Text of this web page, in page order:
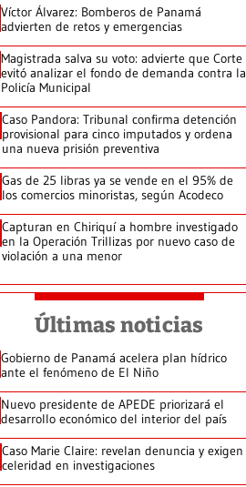
Víctor Álvarez: Bomberos de Panamá
advierten de retos y emergencias
Magistrada salva su voto: advierte que Corte
evitó analizar el fondo de demanda contra la
Policía Municipal
Caso Pandora: Tribunal confirma detención
provisional para cinco imputados y ordena
una nueva prisión preventiva
Gas de 25 libras ya se vende en el 95% de
los comercios minoristas, según Acodeco
Capturan en Chiriquí a hombre investigado
en la Operación Trillizas por nuevo caso de
violación a una menor
Últimas noticias
Gobierno de Panamá acelera plan hídrico
ante el fenómeno de El Niño
Nuevo presidente de APEDE priorizará el
desarrollo económico del interior del país
Caso Marie Claire: revelan denuncia y exigen
celeridad en investigaciones